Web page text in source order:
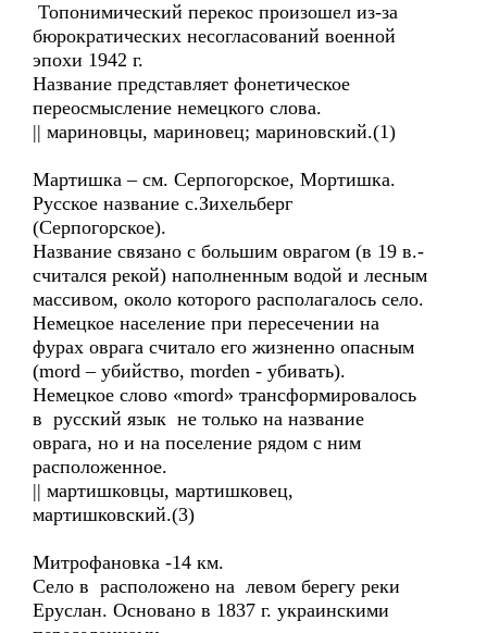
Топонимический перекос произошел из-за
бюрократических несогласований военной
эпохи 1942 г.
Название представляет фонетическое
переосмысление немецкого слова.
|| мариновцы, мариновец; мариновский.(1)
Мартишка – см. Серпогорское, Мортишка.
Русское название с.Зихельберг
(Серпогорское).
Название связано с большим оврагом (в 19 в.-
считался рекой) наполненным водой и лесным
массивом, около которого располагалось село.
Немецкое население при пересечении на
фурах оврага считало его жизненно опасным
(mord – убийство, morden - убивать).
Немецкое слово «mord» трансформировалось
в русский язык не только на название
оврага, но и на поселение рядом с ним
расположенное.
|| мартишковцы, мартишковец,
мартишковский.(3)
Митрофановка -14 км.
Село в расположено на левом берегу реки
Еруслан. Основано в 1837 г. украинскими